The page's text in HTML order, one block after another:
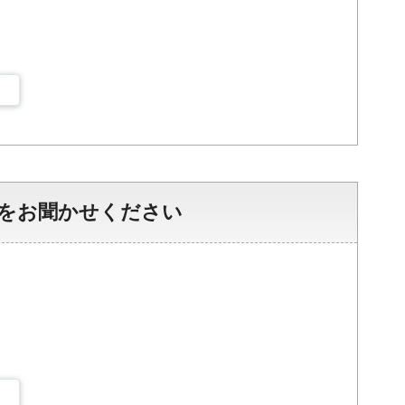
お聞かせください